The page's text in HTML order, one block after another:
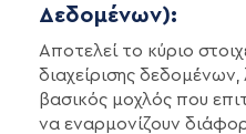
Δεδομένων):
Αποτελεί το κύριο
διαχείρισης
βασικός μοχλός που
να εναρμονίζουν